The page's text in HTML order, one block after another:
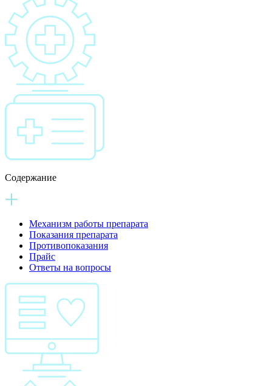
Содержание
Механизм работы препарата
Показания препарата
Противопоказания
Прайс
Ответы на вопросы